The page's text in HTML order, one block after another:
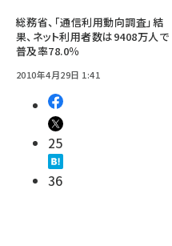
総務省、「通信利用動向調査」結
果、ネット利用者数は9408万人で
普及率78.0％
2010年4月29日 1:41
25
36